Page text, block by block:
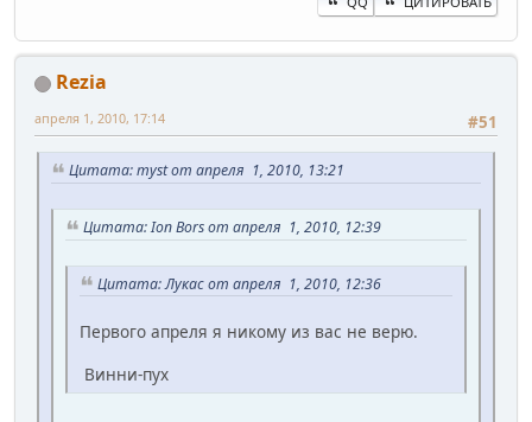
Rezia
#51
апреля 1, 2010, 17:14
Цитата: myst от апреля 1, 2010, 13:21
Цитата: Ion Bors от апреля 1, 2010, 12:39
Цитата: Лукас от апреля 1, 2010, 12:36
Первого апреля я никому из вас не верю.
Винни-пух